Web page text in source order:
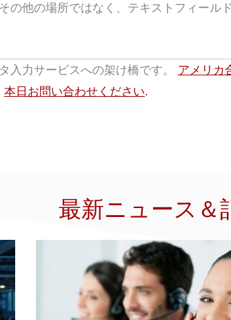
の他の場所ではなく、テキストフィール
入力サービスへの架け橋です。 アメリカ
本日お問い合わせください.
最新ニュース＆